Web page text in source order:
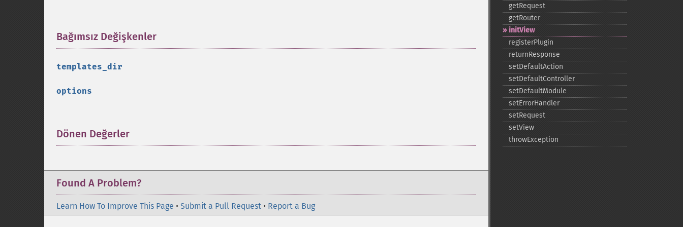
Bağımsız Değişkenler
templates_dir
options
Dönen Değerler
Found A Problem?
Learn How To Improve This Page • Submit a Pull Request • Report a Bug
getRequest
getRouter
initView
registerPlugin
returnResponse
setDefaultAction
setDefaultController
setDefaultModule
setErrorHandler
setRequest
setView
throwException